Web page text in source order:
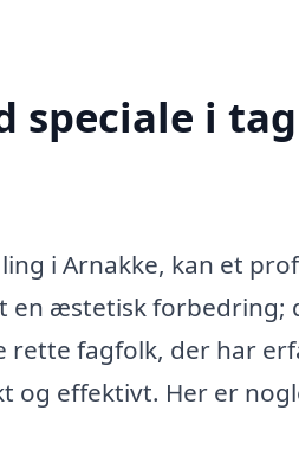
speciale i
i Arnakke, kan et
æstetisk forbedring;
fagfolk, der har
effektivt. Her er